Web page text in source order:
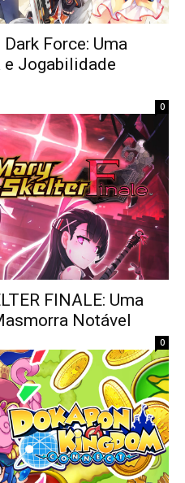
Force: Uma
e Jogabilidade
0
FINALE: Uma
Notável
0